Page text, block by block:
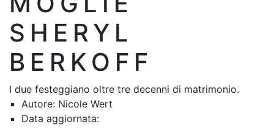
SHERYL
BERKOFF
I due festeggiano oltre tre decenni di matrimonio.
Autore: Nicole Wert
Data aggiornata: